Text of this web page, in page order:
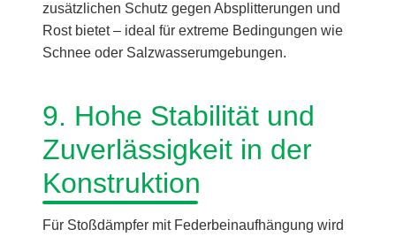
zusätzlichen Schutz gegen Absplitterungen und
Rost bietet – ideal für extreme Bedingungen wie
Schnee oder Salzwasserumgebungen.
9. Hohe Stabilität und
Zuverlässigkeit in der
Konstruktion
Für Stoßdämpfer mit Federbeinaufhängung wird